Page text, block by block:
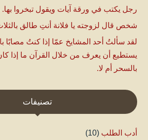
رجل يكتب في ورقة آيات ويقول تبخروا
شخص قال لزوجته يا فلانة أنتِ طالق
لقد سألتُ أحد المشايخ عمّا إذا كنتُ مصابًا
يستطيع أن يعرف من خلال القرآن ما إذا
بالسحر أم لا.
تصنيفات
أدب الطلب (10)